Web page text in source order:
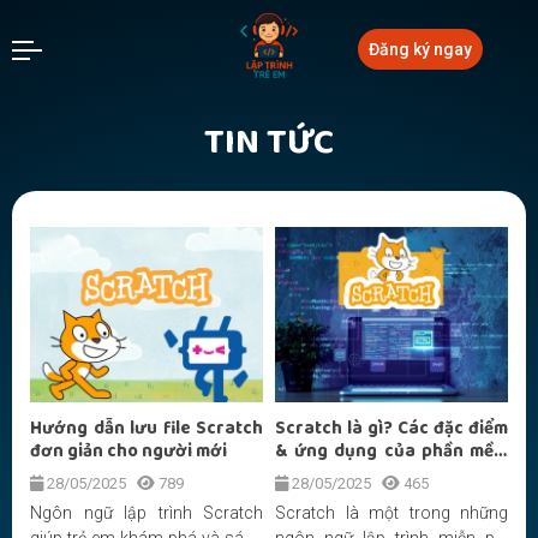
Đăng ký ngay
TIN TỨC
Hướng dẫn lưu file Scratch
đơn giản cho người mới
28/05/2025 789
Ngôn ngữ lập trình Scratch
Scratch là gì? Các đặc điểm
& ứng dụng của phần mềm
Scratch
28/05/2025 465
Scratch là một trong những